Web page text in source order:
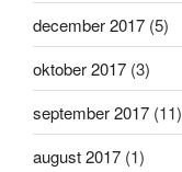
december 2017 (5)
oktober 2017 (3)
september 2017 (11)
august 2017 (1)